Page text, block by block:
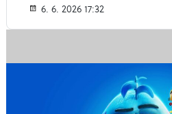
6. 6. 2026 17:32